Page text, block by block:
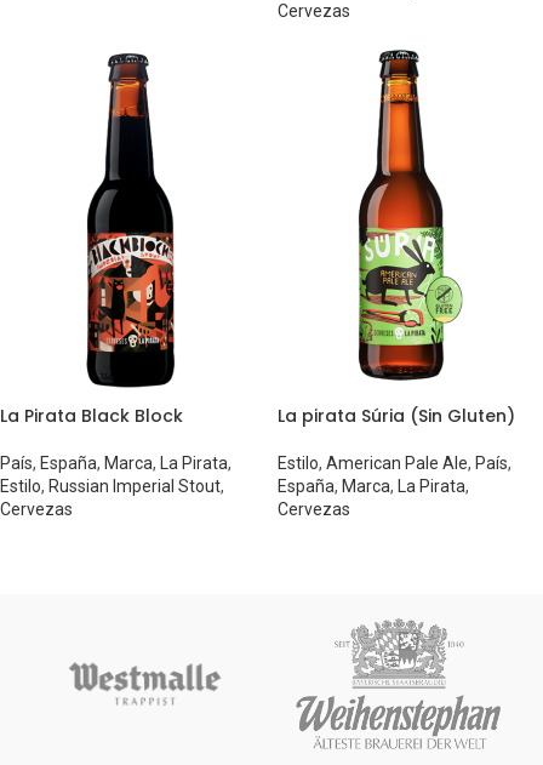
Cervezas
La Pirata Black Block
País, España, Marca, La Pirata,
Estilo, Russian Imperial Stout,
Cervezas
La pirata Súria (Sin Gluten)
Estilo, American Pale Ale, País,
España, Marca, La Pirata,
Cervezas